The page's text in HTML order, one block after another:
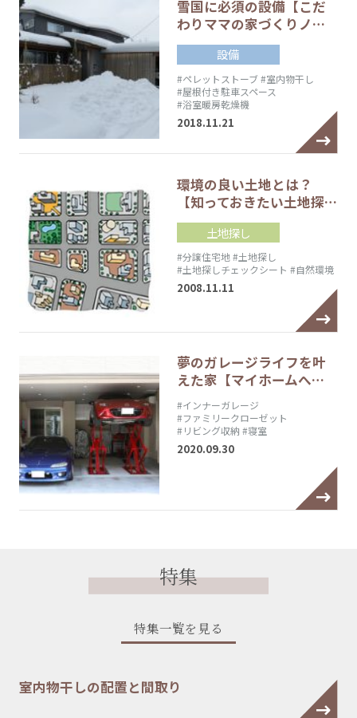
雪国に必須の設備【こだ
わりママの家づくりノ…
設備
#ペレットストーブ#室内物干し
#屋根付き駐車スペース
#浴室暖房乾燥機
2018.11.21
環境の良い土地とは？
【知っておきたい土地探…
土地探し
#分譲住宅地#土地探し
#土地探しチェックシート #自然環境
2008.11.11
夢のガレージライフを叶
えた家【マイホームへ…
#インナーガレージ
#ファミリークローゼット
#リビング収納 #寝室
2020.09.30
特集
特集一覧を見る
室内物干しの配置と間取り